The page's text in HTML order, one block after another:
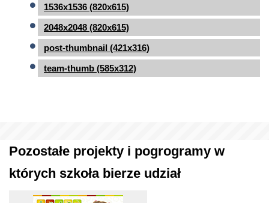
1536x1536 (820x615)
2048x2048 (820x615)
post-thumbnail (421x316)
team-thumb (585x312)
Pozostałe projekty i pogrogramy w
których szkoła bierze udział